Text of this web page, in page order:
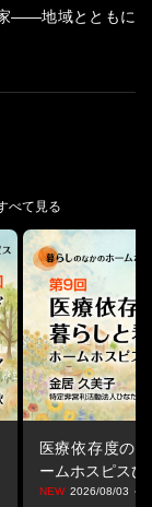
は地域ごとにまっ
ります。
語ります。
す時間。
、考えていきま
家――地域とともに
べて見る
医療依存度の
ームホスピス
2026/08/03